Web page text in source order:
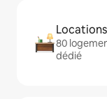
80
dédié